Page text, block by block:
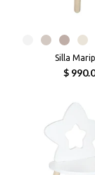
Silla
$